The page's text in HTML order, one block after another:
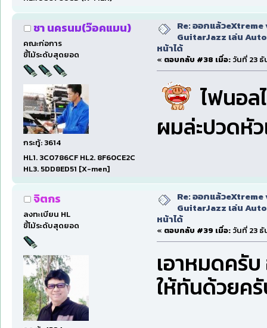
ชา นครนม(ว๊อคแมน)
คณะก่อการ
ขี้โม้ระดับสุดยอด
กระทู้: 3614
HL1. 3C0786CF HL2. 8F60CE2C
HL3. 5DD8ED51 [X-men]
Re: ออกแล้ว
GuitarJazz เล่น
หน้าได้
« ตอบกลับ #38 เมื่อ: วันที่ 23 ธั
ไฟนอล
ผมล่ะปวดหั
จิตกร
ลงทะเบียน HL
ขี้โม้ระดับสุดยอด
Re: ออกแล้ว
GuitarJazz เล่น
หน้าได้
« ตอบกลับ #39 เมื่อ: วันที่ 23 ธั
เอาหมดครับ
ให้ทันด้วยค